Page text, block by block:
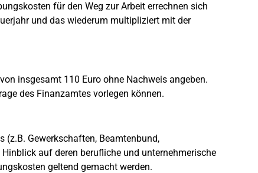
für den Weg zur Arbeit errechnen sich
und das wiederum multipliziert mit der
insgesamt 110 Euro ohne Nachweis angeben.
des Finanzamtes vorlegen können.
(z.B. Gewerkschaften, Beamtenbund,
auf deren berufliche und unternehmerische
geltend gemacht werden.